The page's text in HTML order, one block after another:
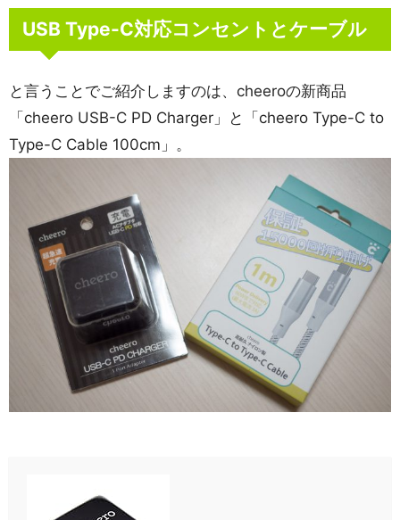
USB Type-C対応コンセントとケーブル
と言うことでご紹介しますのは、cheeroの新商品
「cheero USB-C PD Charger」と「cheero Type-C to
Type-C Cable 100cm」。